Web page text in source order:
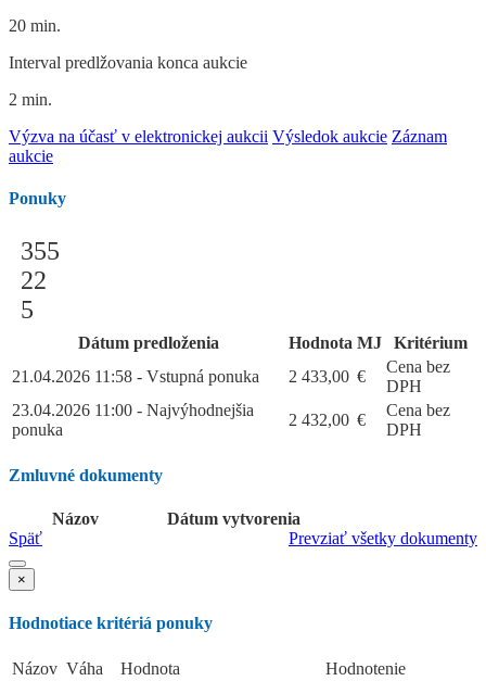
20 min.
Interval predlžovania konca aukcie
2 min.
Výzva na účasť v elektronickej aukcii Výsledok aukcie Záznam
aukcie
Ponuky
355
22
5
Dátum predloženia Hodnota MJ
Kritérium
21.04.2026 11:58 - Vstupná ponuka
2 433,00 €
Cena bez
DPH
23.04.2026 11:00 - Najvýhodnejšia
ponuka
2 432,00 €
Cena bez
DPH
Zmluvné dokumenty
Názov
Dátum vytvorenia
Prevziať všetky dokumenty
Späť
×
Hodnotiace kritériá ponuky
Názov Váha Hodnota Hodnotenie